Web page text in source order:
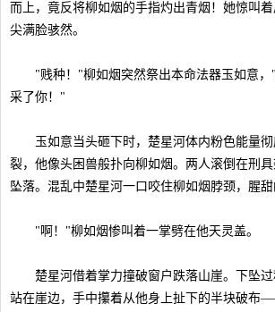
而上，竟反将柳如烟的手指灼出青烟！她惊叫
尖满脸骇然。
"贱种！"柳如烟突然祭出本命法器玉如意，
采了你！"
玉如意当头砸下时，楚星河体内粉色能量彻
裂，他像头困兽般扑向柳如烟。两人滚倒在刑
坠落。混乱中楚星河一口咬住柳如烟脖颈，腥甜
"啊！"柳如烟惨叫着一掌劈在他天灵盖。
楚星河借着掌力撞破窗户跌落山崖。下坠过
站在崖边，手中攥着从他身上扯下的半块破布